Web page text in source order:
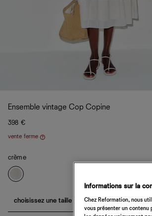
Ensemble vintage Cop Copine
398 €
vente ferme
Aide
crème
choisissez une taille
Informations sur la
Chez Reformation, nous
vous présenter un